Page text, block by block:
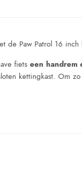
de Paw Patrol 16 inch
fietseen handrem
kettingkast. Om